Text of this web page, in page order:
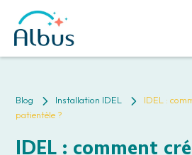
Blog 5 Installation IDEL 5
IDEL :
patientèle ?
IDEL : comment